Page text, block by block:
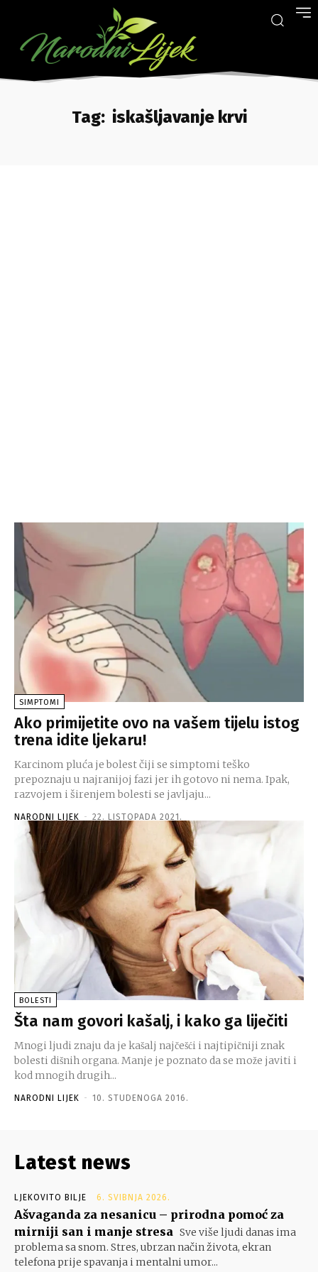
Tag: iskašljavanje krvi
SIMPTOMI
Ako primijetite ovo na vašem tijelu istog
trena idite ljekaru!
Karcinom pluća je bolest čiji se simptomi teško
prepoznaju u najranijoj fazi jer ih gotovo ni nema. Ipak,
razvojem i širenjem bolesti se javljaju...
NARODNI LIJEK - 22. LISTOPADA 2021.
BOLESTI
Šta nam govori kašalj, i kako ga liječiti
Mnogi ljudi znaju da je kašalj najčešći i najtipičniji znak
bolesti dišnih organa. Manje je poznato da se može javiti i
kod mnogih drugih...
NARODNI LIJEK - 10. STUDENOGA 2016.
Latest news
LJEKOVITO BILJE 6. SVIBNJA 2026.
Ašvaganda za nesanicu – prirodna pomoć za
mirniji san i manje stresa Sve više ljudi danas ima
problema sa snom. Stres, ubrzan način života, ekran
telefona prije spavanja i mentalni umor...